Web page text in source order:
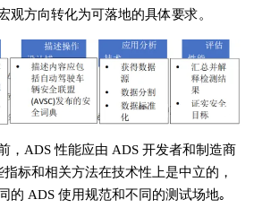
观方向转化为可落地的具体要求。
，ADS 性能应由 ADS 开发者和制造商
标和相关方法在技术性上是中立的，
的 ADS 使用规范和不同的测试场地｡